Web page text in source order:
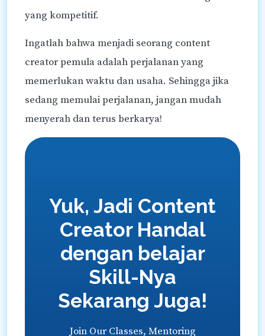
yang kompetitif.
Ingatlah bahwa menjadi seorang content
creator pemula adalah perjalanan yang
memerlukan waktu dan usaha. Sehingga jika
sedang memulai perjalanan, jangan mudah
menyerah dan terus berkarya!
Yuk, Jadi Content
Creator Handal
dengan belajar
Skill-Nya
Sekarang Juga!
Join Our Classes, Mentoring